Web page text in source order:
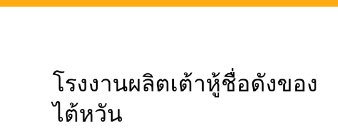
โรงงานผลิตเต้าหู้ชื่อดังของ
ไต้หวัน